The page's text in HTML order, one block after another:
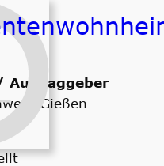
Auftraggeber
Gießen